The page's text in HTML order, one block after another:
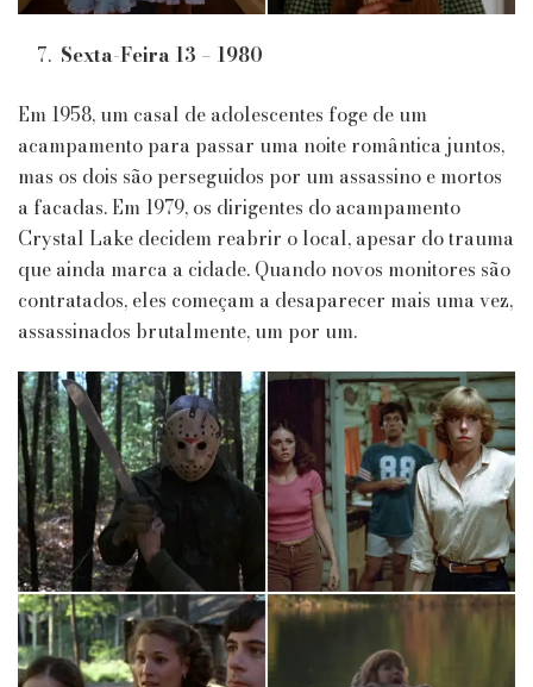
Sexta-Feira 13 – 1980
Em 1958, um casal de adolescentes foge de um
acampamento para passar uma noite romântica juntos,
mas os dois são perseguidos por um assassino e mortos
a facadas. Em 1979, os dirigentes do acampamento
Crystal Lake decidem reabrir o local, apesar do trauma
que ainda marca a cidade. Quando novos monitores são
contratados, eles começam a desaparecer mais uma vez,
assassinados brutalmente, um por um.